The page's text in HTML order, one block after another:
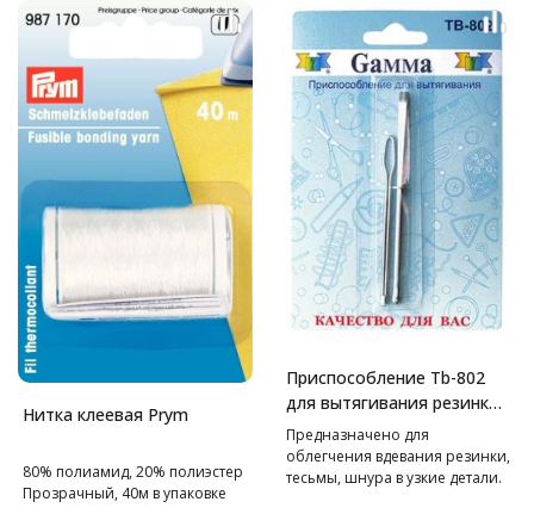
Нитка клеевая Prym
80% полиамид, 20% полиэстер
Прозрачный, 40м в упаковке
Приспособление Tb-802
для вытягивания резинки,
тесьмы Gamma
Предназначено для
облегчения вдевания резинки,
тесьмы, шнура в узкие детали.